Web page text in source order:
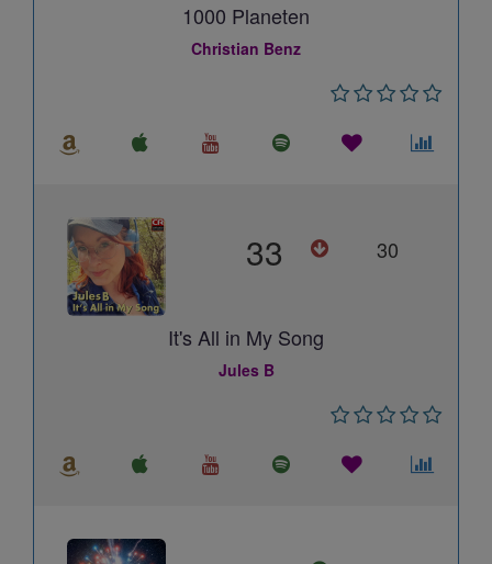
1000 Planeten
Christian Benz
33 30
It's All in My Song
Jules B